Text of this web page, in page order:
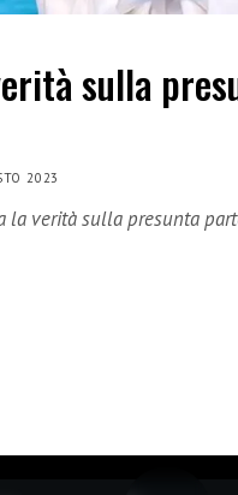
sulla
2023
la verità sulla presunta